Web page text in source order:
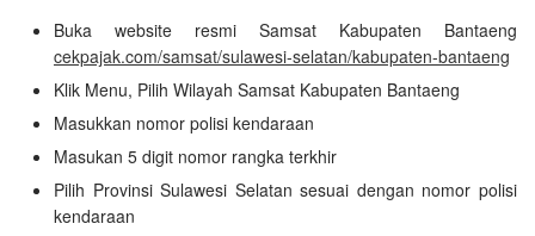
Buka website resmi Samsat Kabupaten Bantaeng
cekpajak.com/samsat/sulawesi-selatan/kabupaten-bantaeng
Klik Menu, Pilih Wilayah Samsat Kabupaten Bantaeng
Masukkan nomor polisi kendaraan
Masukan 5 digit nomor rangka terkhir
Pilih Provinsi Sulawesi Selatan sesuai dengan nomor polisi
kendaraan